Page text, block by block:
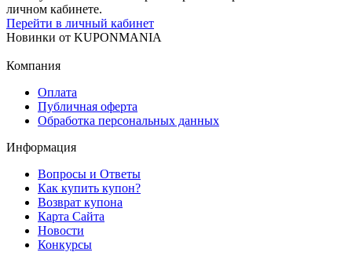
личном кабинете.
Перейти в личный кабинет
Новинки от KUPONMANIA
Компания
Оплата
Публичная оферта
Обработка персональных данных
Информация
Вопросы и Ответы
Как купить купон?
Возврат купона
Карта Сайта
Новости
Конкурсы